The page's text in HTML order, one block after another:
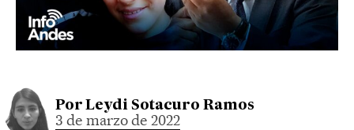
Por Leydi Sotacuro Ramos
3 de marzo de 2022